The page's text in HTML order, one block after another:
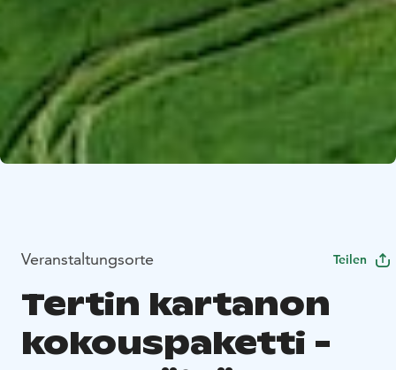
Veranstaltungsorte Teilen
Tertin kartanon
kokouspaketti -